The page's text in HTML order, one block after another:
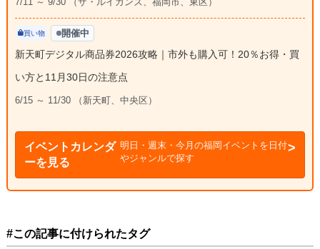
買い物 開催中
新天町デジタル商品券2026攻略｜市外も購入可！20％お得・買
い方と11月30日の注意点
6/15 ～ 11/30 （新天町、中央区）
イベントカレンダ
ーを見る
明日・週末・今月の福岡イベントを日付
やジャンルで探す
#この記事に付けられたタグ